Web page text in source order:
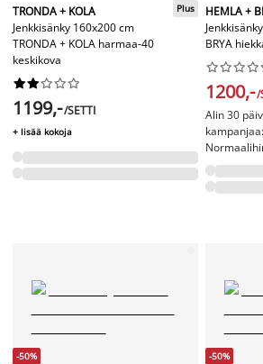
TRONDA + KOLA
Jenkkisänky 160x200 cm
TRONDA + KOLA harmaa-40
keskikova
Plus






1199,-/SETTI
+ lisää kokoja
HEMLA +
BRYA





1200,-/
Alin 30
-50% -50%